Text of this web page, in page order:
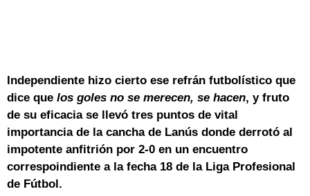
Independiente hizo cierto ese refrán futbolístico que
dice que los goles no se merecen, se hacen, y fruto
de su eficacia se llevó tres puntos de vital
importancia de la cancha de Lanús donde derrotó al
impotente anfitrión por 2-0 en un encuentro
correspoindiente a la fecha 18 de la Liga Profesional
de Fútbol.